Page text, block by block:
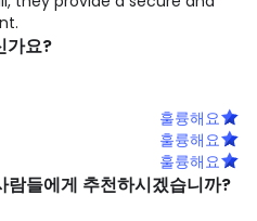
가요?
훌륭해요
훌륭해요
훌륭해요
들에게 추천하시겠습니까?